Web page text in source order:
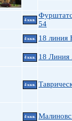
4 ккв.
54
4 ккв. 18 линия
4 ккв. 18 Линия
4 ккв.
4 ккв.